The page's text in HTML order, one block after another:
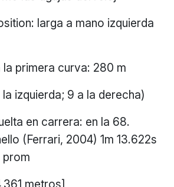
larga a mano izquierda
la primera curva: 280 m
izquierda; 9 a la derecha)
en carrera: en la 68.
(Ferrari, 2004) 1m 13.622s
prom
metros]